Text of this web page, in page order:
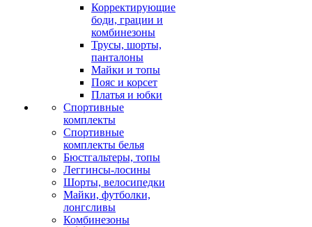
Корректирующие
боди, грации и
комбинезоны
Трусы, шорты,
панталоны
Майки и топы
Пояс и корсет
Платья и юбки
Спортивные
комплекты
Спортивные
комплекты белья
Бюстгальтеры, топы
Леггинсы-лосины
Шорты, велосипедки
Майки, футболки,
лонгсливы
Комбинезоны